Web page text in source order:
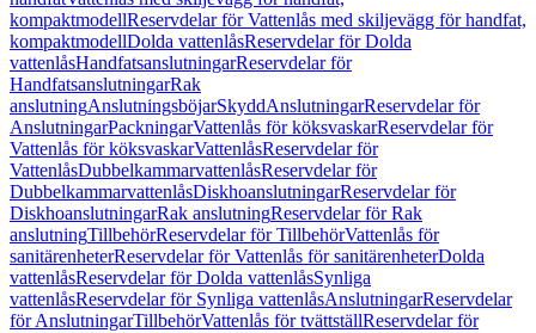
kompaktmodellReservdelar för Vattenlås med skiljevägg för handfat,
kompaktmodellDolda vattenlåsReservdelar för Dolda
vattenlåsHandfatsanslutningarReservdelar för
HandfatsanslutningarRak
anslutningAnslutningsböjarSkyddAnslutningarReservdelar för
AnslutningarPackningarVattenlås för köksvaskarReservdelar för
Vattenlås för köksvaskarVattenlåsReservdelar för
VattenlåsDubbelkammarvattenlåsReservdelar för
DubbelkammarvattenlåsDiskhoanslutningarReservdelar för
DiskhoanslutningarRak anslutningReservdelar för Rak
anslutningTillbehörReservdelar för TillbehörVattenlås för
sanitärenheterReservdelar för Vattenlås för sanitärenheterDolda
vattenlåsReservdelar för Dolda vattenlåsSynliga
vattenlåsReservdelar för Synliga vattenlåsAnslutningarReservdelar
för AnslutningarTillbehörVattenlås för tvättställReservdelar för